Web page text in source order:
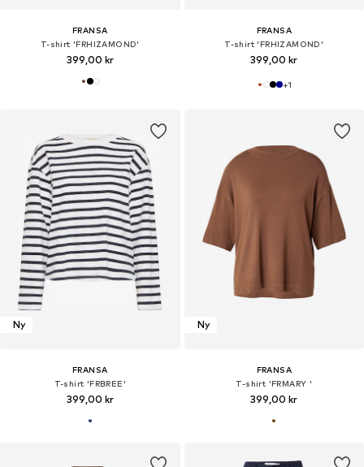
FRANSA
T-shirt 'FRHIZAMOND'
399,00 kr
FRANSA
T-shirt 'FRHIZAMOND'
399,00 kr
+1
Ny
FRANSA
T-shirt 'FRBREE'
399,00 kr
Ny
FRANSA
T-shirt 'FRMARY '
399,00 kr